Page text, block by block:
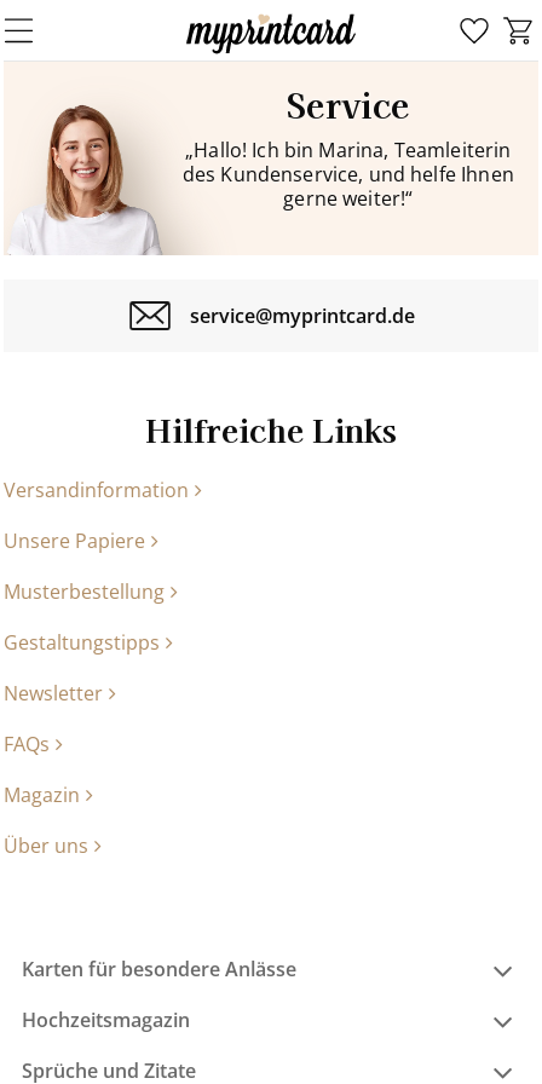
Service
„Hallo! Ich bin Marina, Teamleiterin
des Kundenservice, und helfe Ihnen
gerne weiter!“
service@myprintcard.de
Hilfreiche Links
Versandinformation
Unsere Papiere
Musterbestellung
Gestaltungstipps
Newsletter
FAQs
Magazin
Über uns
Karten für besondere Anlässe
Hochzeitsmagazin
Sprüche und Zitate